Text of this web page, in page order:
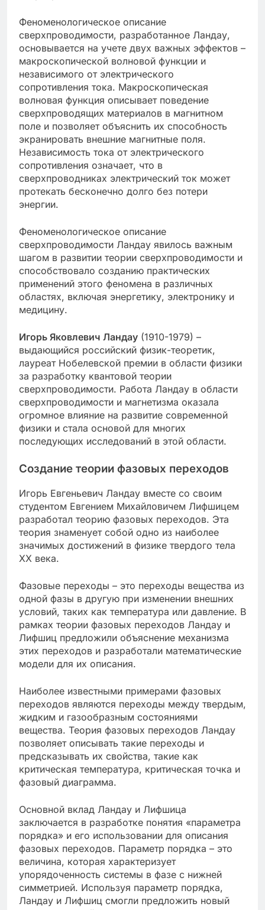
Феноменологическое описание
сверхпроводимости, разработанное Ландау,
основывается на учете двух важных эффектов –
макроскопической волновой функции и
независимого от электрического
сопротивления тока. Макроскопическая
волновая функция описывает поведение
сверхпроводящих материалов в магнитном
поле и позволяет объяснить их способность
экранировать внешние магнитные поля.
Независимость тока от электрического
сопротивления означает, что в
сверхпроводниках электрический ток может
протекать бесконечно долго без потери
энергии.
Феноменологическое описание
сверхпроводимости Ландау явилось важным
шагом в развитии теории сверхпроводимости и
способствовало созданию практических
применений этого феномена в различных
областях, включая энергетику, электронику и
медицину.
Игорь Яковлевич Ландау (1910-1979) –
выдающийся российский физик-теоретик,
лауреат Нобелевской премии в области физики
за разработку квантовой теории
сверхпроводимости. Работа Ландау в области
сверхпроводимости и магнетизма оказала
огромное влияние на развитие современной
физики и стала основой для многих
последующих исследований в этой области.
Создание теории фазовых переходов
Игорь Евгеньевич Ландау вместе со своим
студентом Евгением Михайловичем Лифшицем
разработал теорию фазовых переходов. Эта
теория знаменует собой одно из наиболее
значимых достижений в физике твердого тела
XX века.
Фазовые переходы – это переходы вещества из
одной фазы в другую при изменении внешних
условий, таких как температура или давление. В
рамках теории фазовых переходов Ландау и
Лифшиц предложили объяснение механизма
этих переходов и разработали математические
модели для их описания.
Наиболее известными примерами фазовых
переходов являются переходы между твердым,
жидким и газообразным состояниями
вещества. Теория фазовых переходов Ландау
позволяет описывать такие переходы и
предсказывать их свойства, такие как
критическая температура, критическая точка и
фазовый диаграмма.
Основной вклад Ландау и Лифшица
заключается в разработке понятия «параметра
порядка» и его использовании для описания
фазовых переходов. Параметр порядка – это
величина, которая характеризует
упорядоченность системы в фазе с нижней
симметрией. Используя параметр порядка,
Ландау и Лифшиц смогли предложить новый